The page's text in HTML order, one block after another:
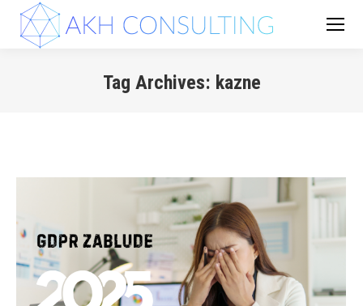
Tag Archives: kazne